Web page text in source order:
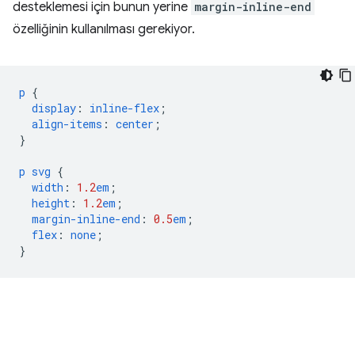
desteklemesi için bunun yerine margin-inline-end
özelliğinin kullanılması gerekiyor.
p {
display : inline-flex ;
align-items : center ;
}
p svg {
width : 1.2em ;
height : 1.2em ;
margin-inline-end : 0.5em ;
flex : none ;
}